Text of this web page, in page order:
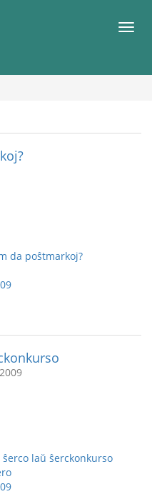
da poŝtmarkoj?
laŭ ŝerckonkurso